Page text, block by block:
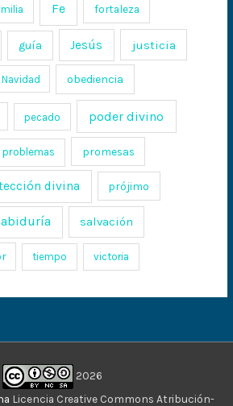
Fe fortaleza
guía Jesús justicia
Navidad obediencia
pecado poder divino
problemas promesas
divina prójimo
salvación
tiempo victoria
2026
Licencia Creative Commons Atribución-